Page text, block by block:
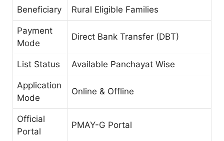
Beneficiary Rural Eligible Families
Payment
Mode
Direct Bank Transfer (DBT)
List Status Available Panchayat Wise
Application
Mode
Online & Offline
Official
Portal
PMAY-G Portal